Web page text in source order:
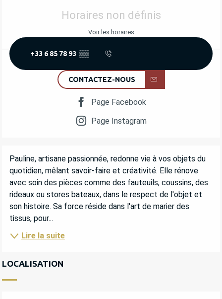
OUVERTURE ET COORDONNÉES
Horaires non définis
Voir les horaires
+33 6 85 78 93 ▒▒
CONTACTEZ-NOUS
Page Facebook
Page Instagram
DESCRIPTION
Pauline, artisane passionnée, redonne vie à vos objets du
quotidien, mêlant savoir-faire et créativité. Elle rénove
avec soin des pièces comme des fauteuils, coussins, des
rideaux ou stores bateaux, dans le respect de l'objet et
son histoire. Sa force réside dans l'art de marier des
tissus, pour...
Lire la suite
LOCALISATION